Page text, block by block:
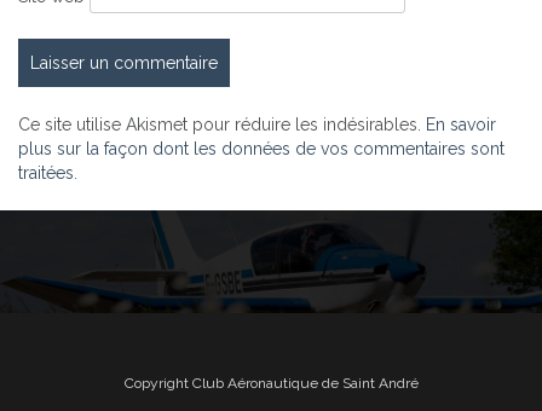
Ce site utilise Akismet pour réduire les indésirables. En savoir
plus sur la façon dont les données de vos commentaires sont
traitées
Copyright Club Aéronautique de Saint André